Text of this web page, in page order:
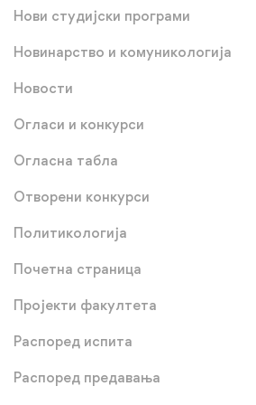
Нови студијски програми
Новинарство и комуникологија
Новости
Огласи и конкурси
Огласна табла
Отворени конкурси
Политикологија
Почетна страница
Пројекти факултета
Распоред испита
Распоред предавања